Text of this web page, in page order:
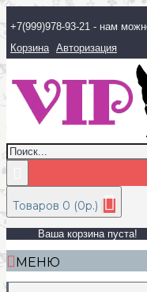
+7(999)978-93-21 - нам
Корзина Авторизация
Товаров 0 (0р.)
Ваша корзина пуста!
МЕНЮ